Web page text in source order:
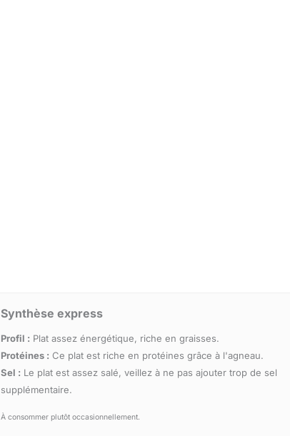
Synthèse express
Profil : Plat assez énergétique, riche en graisses.
Protéines : Ce plat est riche en protéines grâce à l'agneau.
Sel : Le plat est assez salé, veillez à ne pas ajouter trop de sel
supplémentaire.
À consommer plutôt occasionnellement.